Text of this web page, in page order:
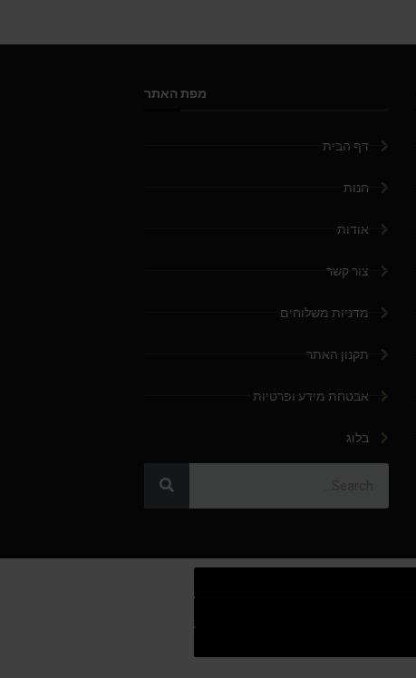
מפת האתר
דף הבית
חנות
אודות
צור קשר
מדניות משלוחים
תקנון האתר
אבטחת מידע ופרטיות
בלוג